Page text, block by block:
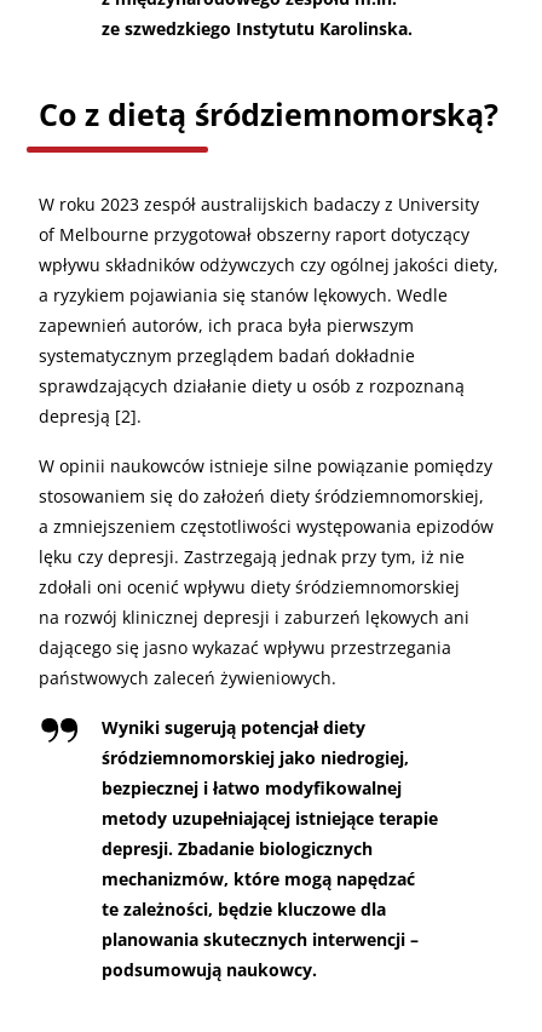
ze szwedzkiego Instytutu Karolinska.
Co z dietą śródziemnomorską?
W roku 2023 zespół australijskich badaczy z University
of Melbourne przygotował obszerny raport dotyczący
wpływu składników odżywczych czy ogólnej jakości diety,
a ryzykiem pojawiania się stanów lękowych. Wedle
zapewnień autorów, ich praca była pierwszym
systematycznym przeglądem badań dokładnie
sprawdzających działanie diety u osób z rozpoznaną
depresją [2].
W opinii naukowców istnieje silne powiązanie pomiędzy
stosowaniem się do założeń diety śródziemnomorskiej,
a zmniejszeniem częstotliwości występowania epizodów
lęku czy depresji. Zastrzegają jednak przy tym, iż nie
zdołali oni ocenić wpływu diety śródziemnomorskiej
na rozwój klinicznej depresji i zaburzeń lękowych ani
dającego się jasno wykazać wpływu przestrzegania
państwowych zaleceń żywieniowych.
Wyniki sugerują potencjał diety
śródziemnomorskiej jako niedrogiej,
bezpiecznej i łatwo modyfikowalnej
metody uzupełniającej istniejące terapie
depresji. Zbadanie biologicznych
mechanizmów, które mogą napędzać
te zależności, będzie kluczowe dla
planowania skutecznych interwencji –
podsumowują naukowcy.